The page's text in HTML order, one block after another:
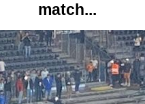
match...